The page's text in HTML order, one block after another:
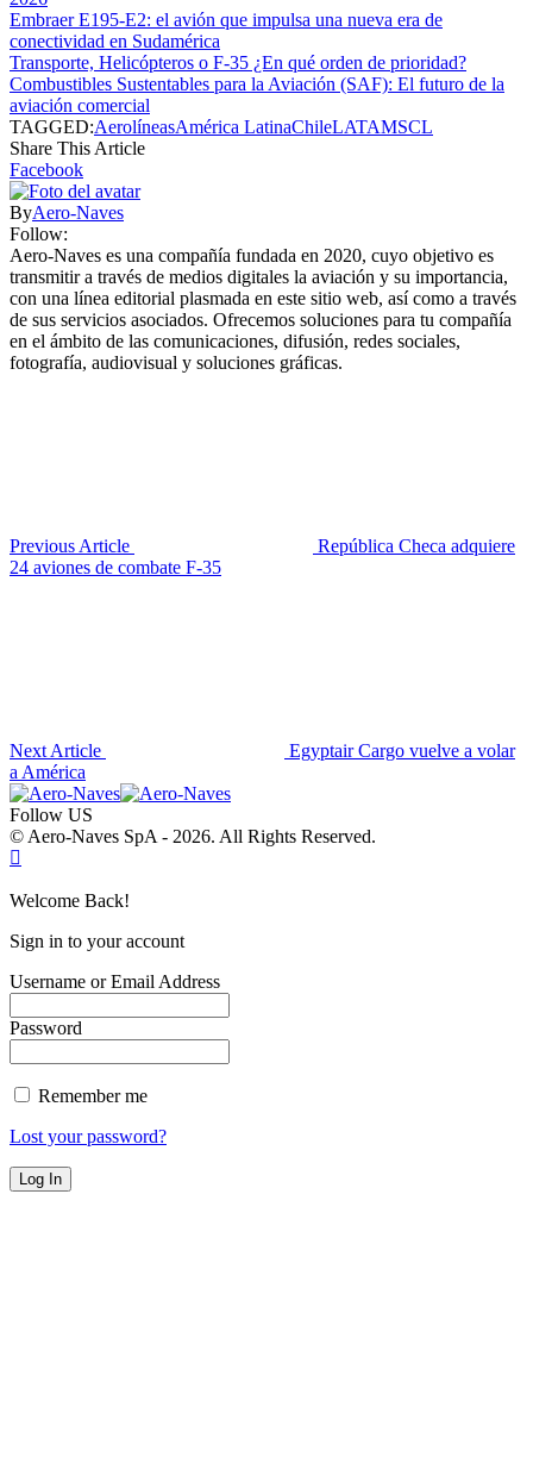
Embraer E195-E2: el avión que impulsa una nueva era de
conectividad en Sudamérica
Transporte, Helicópteros o F-35 ¿En qué orden de prioridad?
Combustibles Sustentables para la Aviación (SAF): El futuro de la
aviación comercial
TAGGED:AerolíneasAmérica LatinaChileLATAMSCL
Share This Article
Facebook
ByAero-Naves
Follow:
Aero-Naves es una compañía fundada en 2020, cuyo objetivo es
transmitir a través de medios digitales la aviación y su importancia,
con una línea editorial plasmada en este sitio web, así como a través
de sus servicios asociados. Ofrecemos soluciones para tu compañía
en el ámbito de las comunicaciones, difusión, redes sociales,
fotografía, audiovisual y soluciones gráficas.
Previous Article
República Checa adquiere
24 aviones de combate F-35
Next Article
Egyptair Cargo vuelve a volar
a América
Follow US
© Aero-Naves SpA - 2026. All Rights Reserved.
Welcome Back!
Sign in to your account
Username or Email Address
Password
Remember me
Lost your password?